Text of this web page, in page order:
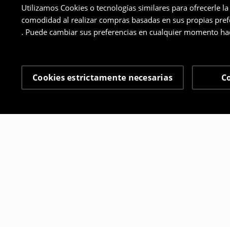
Utilizamos Cookies o tecnologías similares para ofrecerle
comodidad al realizar compras basadas en sus propias
. Puede cambiar sus preferencias en cualquier momento
Cookies estrictamente necesarias